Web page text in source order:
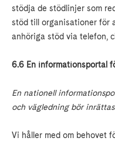
stödja de stödlinjer som
stöd till organisationer för
anhöriga stöd via telefon,
6.6 En informationsportal
En nationell
och vägledning bör
Vi håller med om behovet